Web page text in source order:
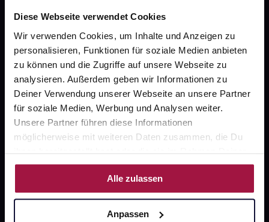
Diese Webseite verwendet Cookies
Wir verwenden Cookies, um Inhalte und Anzeigen zu
personalisieren, Funktionen für soziale Medien anbieten
zu können und die Zugriffe auf unsere Webseite zu
analysieren. Außerdem geben wir Informationen zu
Deiner Verwendung unserer Webseite an unsere Partner
für soziale Medien, Werbung und Analysen weiter.
Unsere Partner führen diese Informationen
möglicherweise mit weiteren Daten zusammen, die Du
ihnen bereitgestellt hast oder die sie im Rahmen Deiner
Nutzung der Dienste gesammelt haben.
Alle zulassen
Anpassen
Fragen zu Deiner Bestellung?
Kontakt
FAQ
Widerrufsformular
gesund.de